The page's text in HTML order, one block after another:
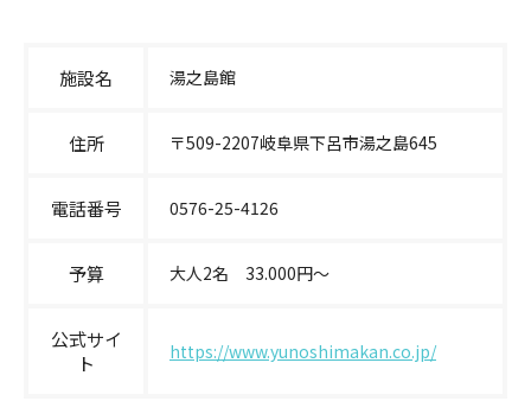
施設名 湯之島館
住所 〒509-2207岐阜県下呂市湯之島645
電話番号 0576-25-4126
予算 大人2名 33.000円〜
公式サイ
ト
https://www.yunoshimakan.co.jp/